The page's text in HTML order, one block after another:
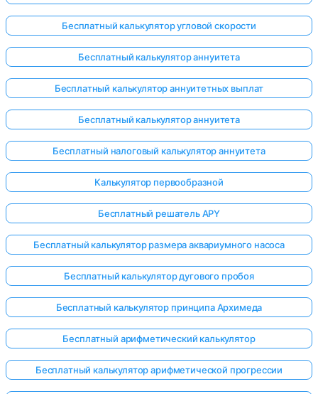
нет
свой
вопрос
Бесплатный калькулятор угловой скорости
Бесплатный калькулятор аннуитета
Бесплатный калькулятор аннуитетных выплат
Бесплатный калькулятор аннуитета
Бесплатный налоговый калькулятор аннуитета
Калькулятор первообразной
Бесплатный решатель APY
Бесплатный калькулятор размера аквариумного насоса
Бесплатный калькулятор дугового пробоя
Бесплатный калькулятор принципа Архимеда
Бесплатный арифметический калькулятор
Бесплатный калькулятор арифметической прогрессии